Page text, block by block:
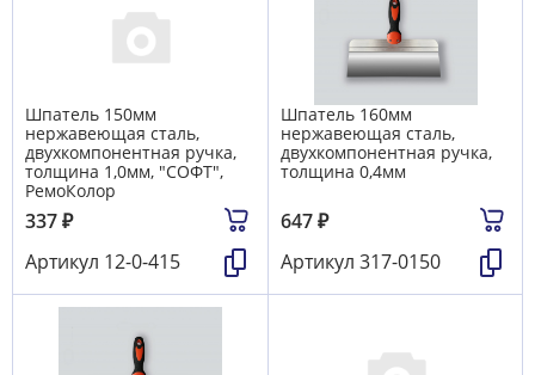
Шпатель 150мм
нержавеющая сталь,
двухкомпонентная ручка,
толщина 1,0мм, "СОФТ",
РемоКолор
337₽
Артикул 12-0-415
Шпатель 160мм
нержавеющая сталь,
двухкомпонентная ручка,
толщина 0,4мм
647₽
Артикул 317-0150